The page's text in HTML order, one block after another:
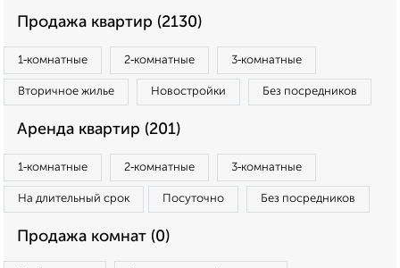
Продажа квартир (2130)
1‑комнатные 2‑комнатные 3‑комнатные
Вторичное жилье Новостройки Без посредников
Аренда квартир (201)
1‑комнатные 2‑комнатные 3‑комнатные
На длительный срок Посуточно Без посредников
Продажа комнат (0)